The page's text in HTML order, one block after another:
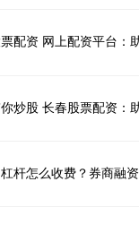
配资 网上配资平台：
炒股 长春股票配资：
杆怎么收费？券商融